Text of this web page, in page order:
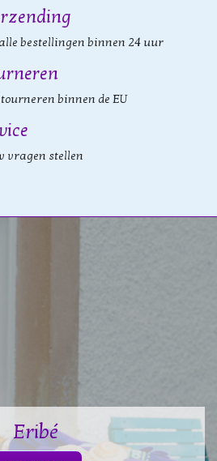
bestellingen binnen 24 uur
binnen de EU
vragen stellen
Eribé